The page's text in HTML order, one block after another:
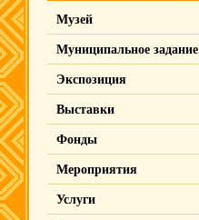
Музей
Муниципальное задание
Экспозиция
Выставки
Фонды
Мероприятия
Услуги